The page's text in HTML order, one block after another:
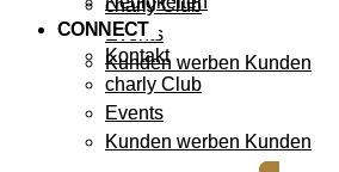
charly Club
Events
Kunden werben Kunden
CONNECT
Kontakt
charly Club
Events
Kunden werben Kunden